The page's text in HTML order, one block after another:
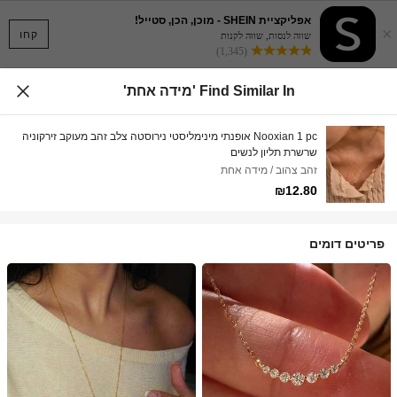
קחו ×
אפליקציית SHEIN - מוכן, הכן, סטייל!
שווה לנסות, שווה לקנות
(1,345)
Find Similar In 'מידה אחת'
Nooxian 1 pc אופנתי מינימליסטי נירוסטה צלב זהב מעוקב זירקוניה
שרשרת תליון לנשים
זהב צהוב / מידה אחת
₪12.80
פריטים דומים